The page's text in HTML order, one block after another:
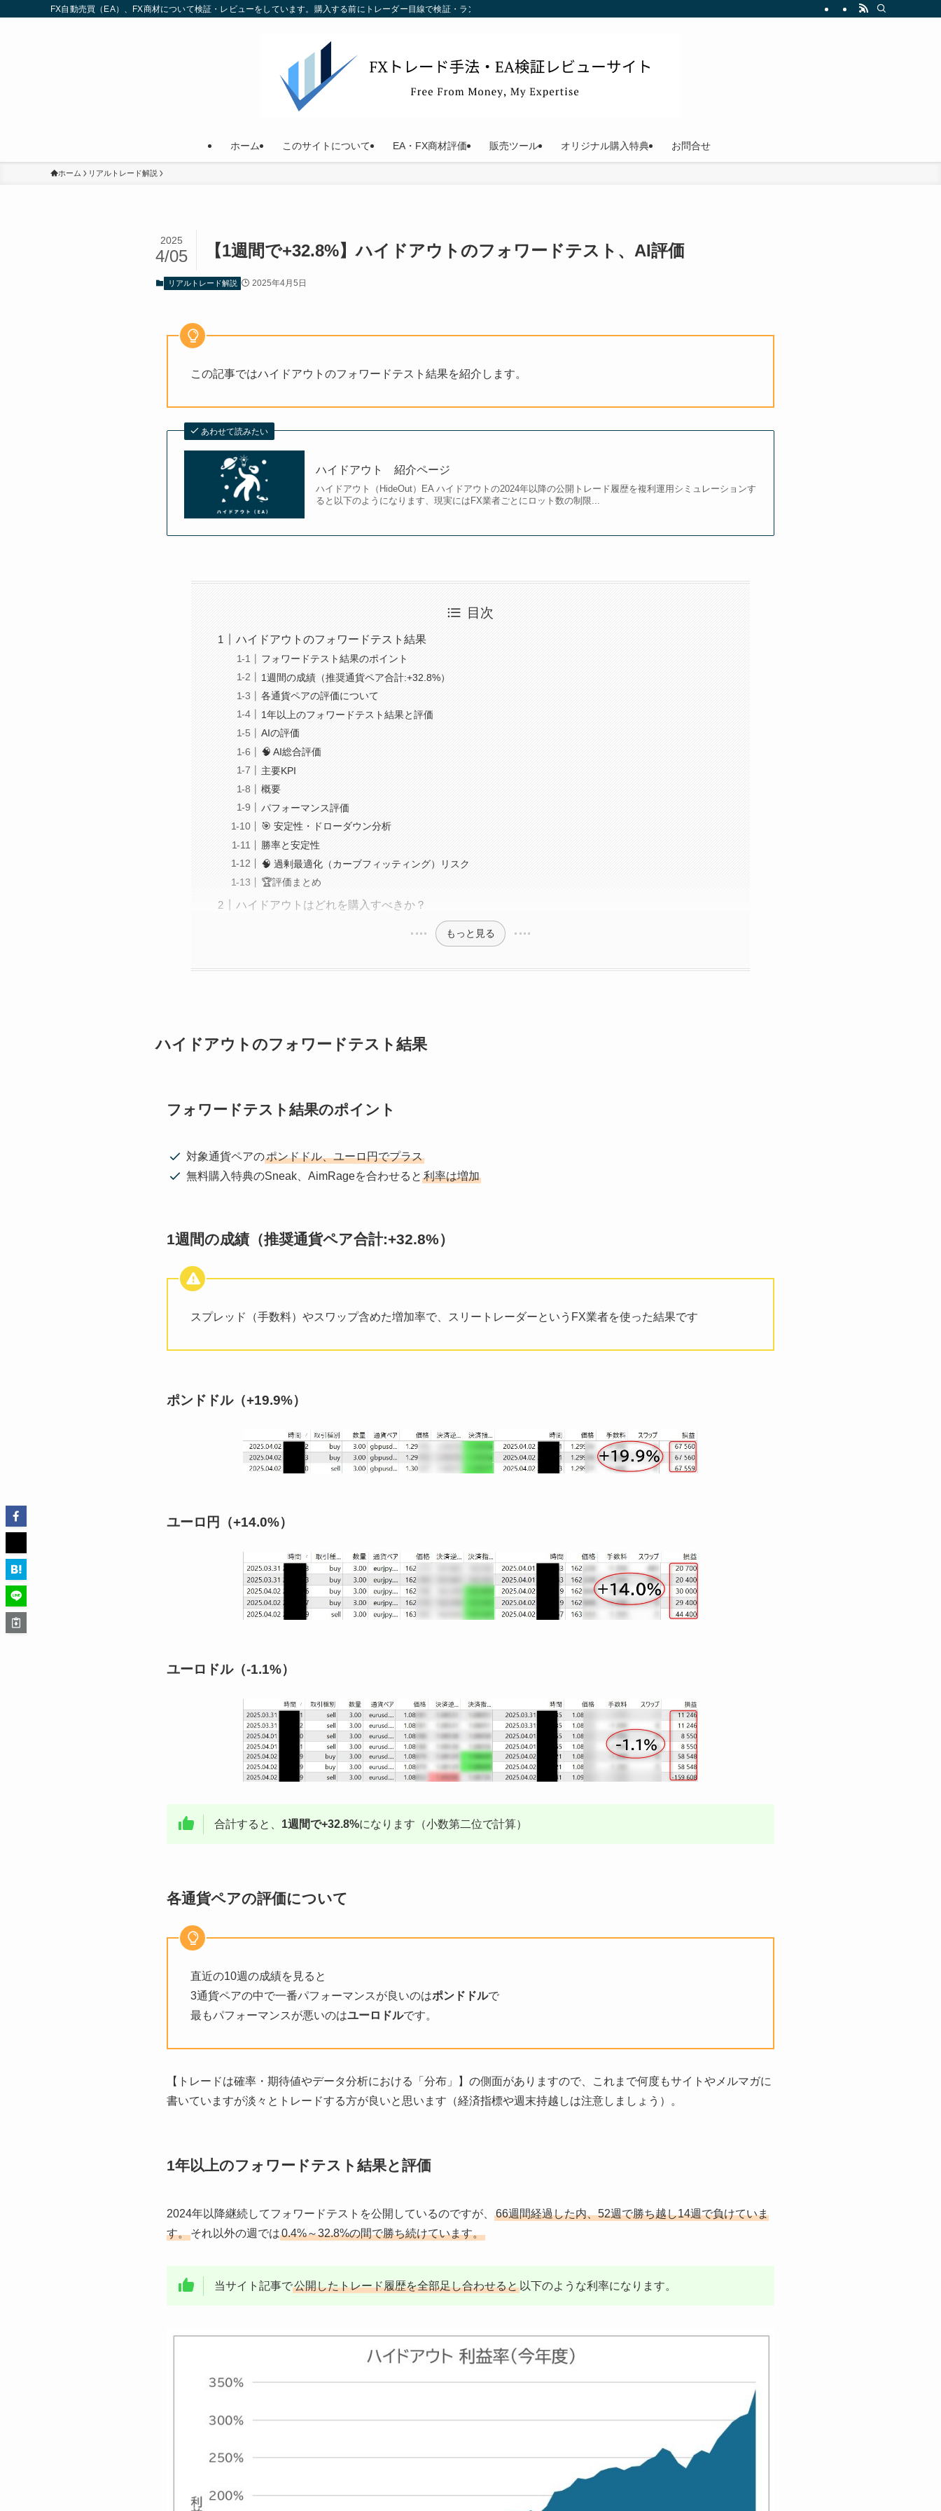
FX自動売買（EA）、FX商材について検証・レビューをしています。購入する前にトレーダー目線で検証・ランキング化している当サイトをご利用ください
ホーム このサイトについて EA・FX商材評価 販売ツール オリジナル購入特典 お問合せ
ホーム リアルトレード解説
【1週間で+32.8%】ハイドアウトのフォワードテスト、AI評価
2025
4/05
リアルトレード解説 2025年4月5日
この記事ではハイドアウトのフォワードテスト結果を紹介します。
あわせて読みたい
ハイドアウト 紹介ページ
ハイドアウト（HideOut）EA ハイドアウトの2024年以降の公開トレード履歴を複利運用シミュレーションす
ると以下のようになります、現実にはFX業者ごとにロット数の制限...
目次
ハイドアウトのフォワードテスト結果
フォワードテスト結果のポイント
1週間の成績（推奨通貨ペア合計:+32.8%）
各通貨ペアの評価について
1年以上のフォワードテスト結果と評価
AIの評価
🧠 AI総合評価
主要KPI
概要
パフォーマンス評価
🎯 安定性・ドローダウン分析
勝率と安定性
🧠 過剰最適化（カーブフィッティング）リスク
🏆評価まとめ
ハイドアウトはどれを購入すべきか？
もっと見る
ハイドアウトのフォワードテスト結果
フォワードテスト結果のポイント
対象通貨ペアのポンドドル、ユーロ円でプラス
無料購入特典のSneak、AimRageを合わせると 利率は増加
1週間の成績（推奨通貨ペア合計:+32.8%）
スプレッド（手数料）やスワップ含めた増加率で、スリートレーダーというFX業者を使った結果です
ポンドドル（+19.9%）
ユーロ円（+14.0%）
ユーロドル（-1.1%）
合計すると、 1週間で+32.8%になります（小数第二位で計算）
各通貨ペアの評価について
直近の10週の成績を見ると
3通貨ペアの中で一番パフォーマンスが良いのはポンドドルで
最もパフォーマンスが悪いのはユーロドルです。
【トレードは確率・期待値やデータ分析における「分布」】の側面がありますので、これまで何度もサイトやメルマガに
書いていますが淡々とトレードする方が良いと思います（経済指標や週末持越しは注意しましょう）。
1年以上のフォワードテスト結果と評価
2024年以降継続してフォワードテストを公開しているのですが、
66週間経過した内、52週で勝ち越し14週で負けていま
す。それ以外の週では0.4%～32.8%の間で勝ち続けています。
当サイト記事で公開したトレード履歴を全部足し合わせると以下のような利率になります。